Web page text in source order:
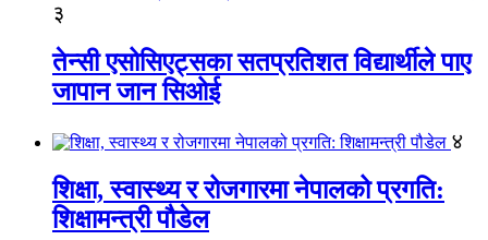
३
तेन्सी एसोसिएट्सका सतप्रतिशत विद्यार्थीले पाए
जापान जान सिओई
४
शिक्षा, स्वास्थ्य र रोजगारमा नेपालको प्रगति:
शिक्षामन्त्री पौडेल